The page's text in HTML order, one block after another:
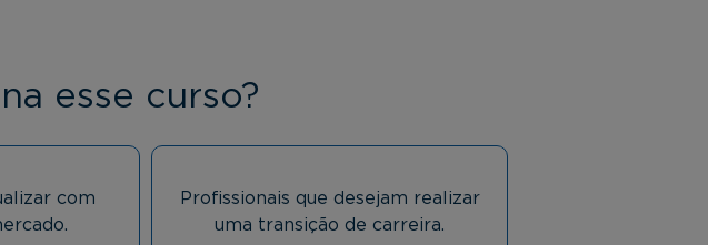
esse curso?
com
Profissionais que desejam realizar
uma transição de carreira.